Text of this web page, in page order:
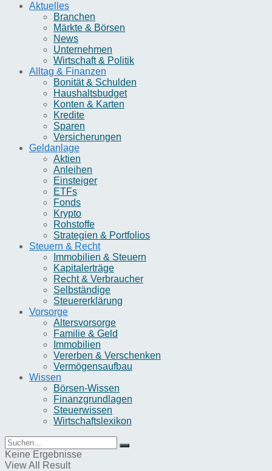
Aktuelles
Branchen
Märkte & Börsen
News
Unternehmen
Wirtschaft & Politik
Alltag & Finanzen
Bonität & Schulden
Haushaltsbudget
Konten & Karten
Kredite
Sparen
Versicherungen
Geldanlage
Aktien
Anleihen
Einsteiger
ETFs
Fonds
Krypto
Rohstoffe
Strategien & Portfolios
Steuern & Recht
Immobilien & Steuern
Kapitalerträge
Recht & Verbraucher
Selbständige
Steuererklärung
Vorsorge
Altersvorsorge
Familie & Geld
Immobilien
Vererben & Verschenken
Vermögensaufbau
Wissen
Börsen-Wissen
Finanzgrundlagen
Steuerwissen
Wirtschaftslexikon
Keine Ergebnisse
View All Result